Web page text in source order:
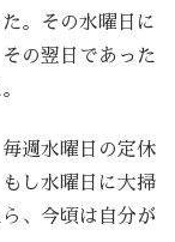
。その水曜日に
の翌日であった
週水曜日の定休
し水曜日に大掃
、今頃は自分が